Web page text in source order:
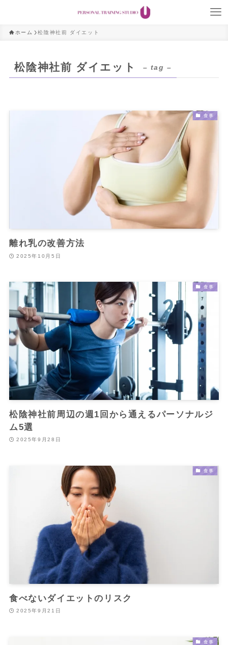
ホーム 松陰神社前 ダイエット
松陰神社前 ダイエット – tag –
食事
離れ乳の改善方法
2025年10月5日
食事
松陰神社前周辺の週1回から通えるパーソナルジ
ム5選
2025年9月28日
食事
食べないダイエットのリスク
2025年9月21日
食事